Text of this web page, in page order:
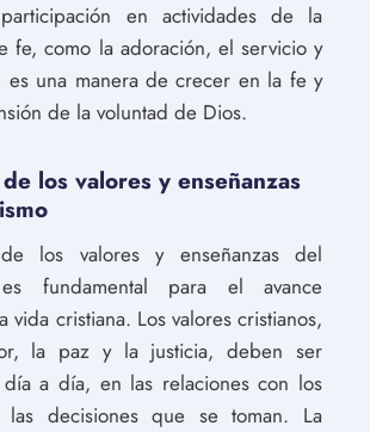
en actividades de la
fe, como la adoración, el servicio y
es una manera de crecer en la fe y
de la voluntad de Dios.
los valores y enseñanzas
los valores y enseñanzas del
es fundamental para el avance
vida cristiana. Los valores cristianos,
la paz y la justicia, deben ser
a día, en las relaciones con los
decisiones que se toman. La